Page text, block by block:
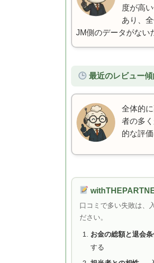
度が高
あり、
JM側のデータがない
最近のレビュー傾
全体的
者の多
的な評
口コミで多い失敗は、
ださい。
お金の総額と退会
する